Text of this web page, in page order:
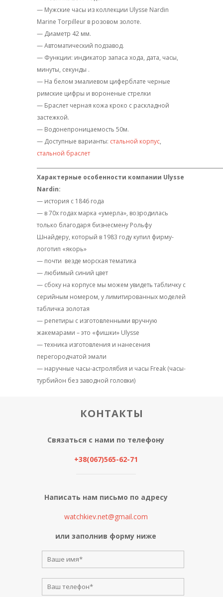
— Мужские часы из коллекции Ulysse Nardin
Marine Torpilleur в розовом золоте.
— Диаметр 42 мм.
— Автоматический подзавод.
— Функции: индикатор запаса хода, дата, часы,
минуты, секунды .
— На белом эмалиевом циферблате черные
римские цифры и вороненые стрелки
— Браслет черная кожа кроко с раскладной
застежкой.
— Водонепроницаемость 50м.
— Доступные варианты: стальной корпус,
стальной браслет
Характерные особенности компании Ulysse
Nardin:
— история с 1846 года
— в 70х годах марка «умерла», возродилась
только благодаря бизнесмену Рольфу
Шнайдеру, который в 1983 году купил фирму-
логотип «якорь»
— почти везде морская тематика
— любимый синий цвет
— сбоку на корпусе мы можем увидеть табличку с
серийным номером, у лимитированных моделей
табличка золотая
— репетиры с изготовленными вручную
жакемарами – это «фишки» Ulysse
— техника изготовления и нанесения
перегородчатой эмали
— наручные часы-астролябия и часы Freak (часы-
турбийон без заводной головки)
КОНТАКТЫ
Связаться с нами по телефону
+38(067)565-62-71
Написать нам письмо по адресу
watchkiev.net@gmail.com
или заполнив форму ниже